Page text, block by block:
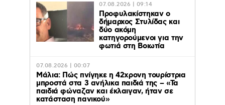
07.08.2026 | 09:14
Προφυλακίστηκαν ο
δήμαρχος Στυλίδας και
δύο ακόμη
κατηγορούμενοι για την
φωτιά στη Βοιωτία
07.08.2026 | 00:07
Μάλια: Πώς πνίγηκε η 42χρονη τουρίστρια
μπροστά στα 3 ανήλικα παιδιά της – «Τα
παιδιά φώναζαν και έκλαιγαν, ήταν σε
κατάσταση πανικού»